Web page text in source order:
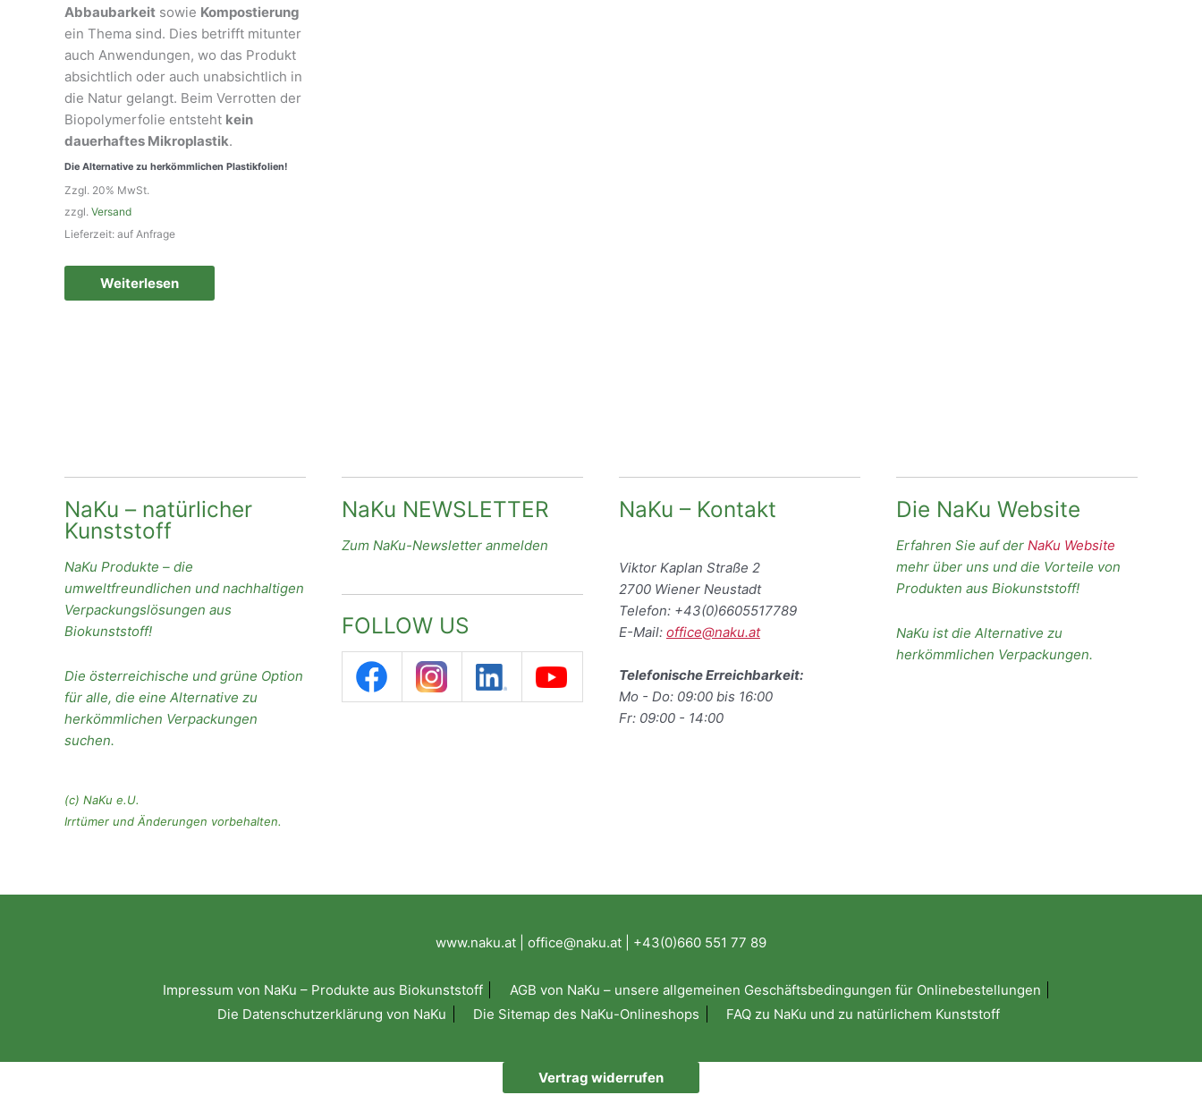
Abbaubarkeit sowie Kompostierung
ein Thema sind. Dies betrifft mitunter
auch Anwendungen, wo das Produkt
absichtlich oder auch unabsichtlich in
die Natur gelangt. Beim Verrotten der
Biopolymerfolie entsteht kein
dauerhaftes Mikroplastik.
Die Alternative zu herkömmlichen Plastikfolien!
Zzgl. 20% MwSt.
zzgl. Versand
Lieferzeit: auf Anfrage
Weiterlesen
NaKu – natürlicher
Kunststoff
NaKu Produkte – die
umweltfreundlichen und nachhaltigen
Verpackungslösungen aus
Biokunststoff!
Die österreichische und grüne Option
für alle, die eine Alternative zu
herkömmlichen Verpackungen
suchen.
(c) NaKu e.U.
Irrtümer und Änderungen vorbehalten.
NaKu NEWSLETTER
Zum NaKu-Newsletter anmelden
FOLLOW US
NaKu – Kontakt
Viktor Kaplan Straße 2
2700 Wiener Neustadt
Telefon: +43(0)6605517789
E-Mail: office@naku.at
Telefonische Erreichbarkeit:
Mo - Do: 09:00 bis 16:00
Fr: 09:00 - 14:00
Die NaKu Website
Erfahren Sie auf der NaKu Website
mehr über uns und die Vorteile von
Produkten aus Biokunststoff!
NaKu ist die Alternative zu
herkömmlichen Verpackungen.
www.naku.at | office@naku.at | +43(0)660 551 77 89
Impressum von NaKu – Produkte aus Biokunststoff
AGB von NaKu – unsere allgemeinen Geschäftsbedingungen für Onlinebestellungen
Die Datenschutzerklärung von NaKu
Die Sitemap des NaKu-Onlineshops FAQ zu NaKu und zu natürlichem Kunststoff
Vertrag widerrufen